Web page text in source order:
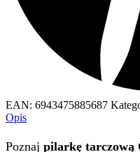
EAN: 6943475885687
Opis
Poznaj pilarkę tarczową